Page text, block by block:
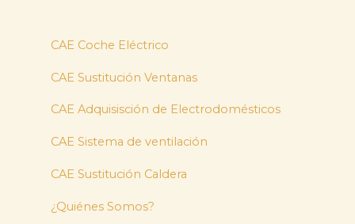
CAE Coche Eléctrico
CAE Sustitución Ventanas
CAE Adquisisción de Electrodomésticos
CAE Sistema de ventilación
CAE Sustitución Caldera
¿Quiénes Somos?